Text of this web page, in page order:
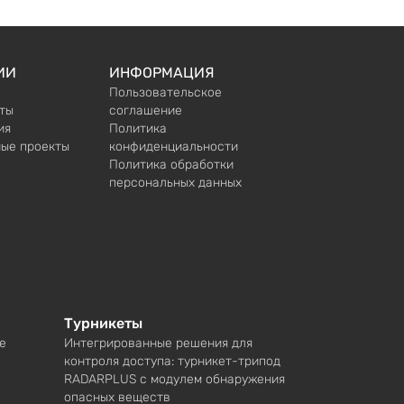
проекты
ИНФОРМАЦИЯ
Пользовательское
соглашение
Политика
конфиденциальности
Политика обработки
персональных данных
Турникеты
Интегрированные решения для
контроля доступа: турникет-трипод
RADARPLUS с модулем обнаружения
опасных веществ